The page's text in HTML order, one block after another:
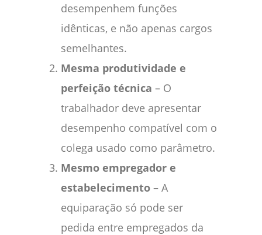
desempenhem funções
idênticas, e não apenas cargos
semelhantes.
Mesma produtividade e
perfeição técnica – O
trabalhador deve apresentar
desempenho compatível com o
colega usado como parâmetro.
Mesmo empregador e
estabelecimento – A
equiparação só pode ser
pedida entre empregados da